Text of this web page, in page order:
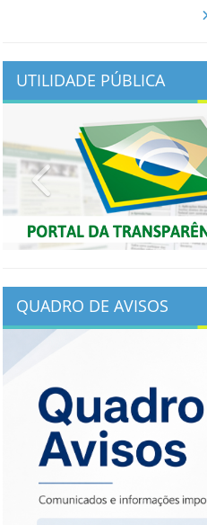
UTILIDADE PÚBLICA
Previous
QUADRO DE AVISOS